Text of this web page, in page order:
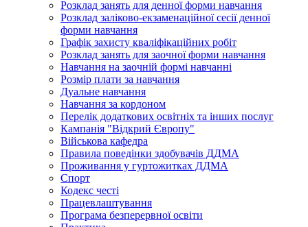
Розклад занять для денної форми навчання
Розклад заліково-екзаменаційної сесії денної
форми навчання
Графік захисту кваліфікаційних робіт
Розклад занять для заочної форми навчання
Навчання на заочній формі навчанні
Розмір плати за навчання
Дуальне навчання
Навчання за кордоном
Перелік додаткових освітніх та інших послуг
Кампанія "Відкрий Європу"
Військова кафедра
Правила поведінки здобувачів ДДМА
Проживання у гуртожитках ДДМА
Спорт
Кодекс честі
Працевлаштування
Програма безперервної освіти